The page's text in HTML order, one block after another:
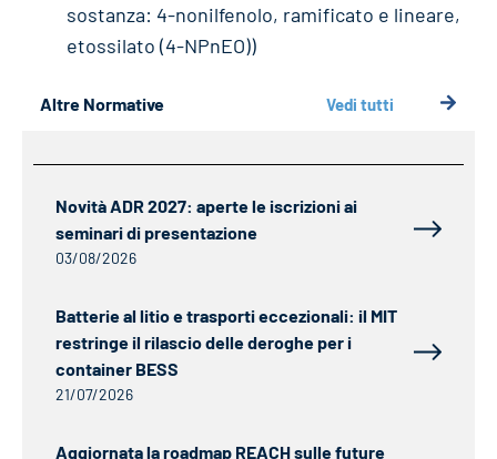
sostanza: 4-nonilfenolo, ramificato e lineare,
etossilato (4-NPnEO))
Altre Normative Vedi tutti
Novità ADR 2027: aperte le iscrizioni ai
seminari di presentazione
03/08/2026
Batterie al litio e trasporti eccezionali: il MIT
restringe il rilascio delle deroghe per i
container BESS
21/07/2026
Aggiornata la roadmap REACH sulle future